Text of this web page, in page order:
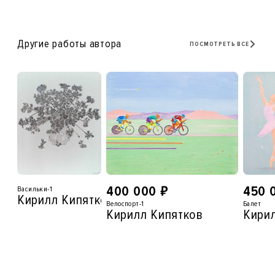
Другие работы автора ПОСМОТРЕТЬ ВСЕ
Васильки-1
Кирилл Кипятков
400 000 ₽
Велоспорт-1
Кирилл Кипятков
450
Балет